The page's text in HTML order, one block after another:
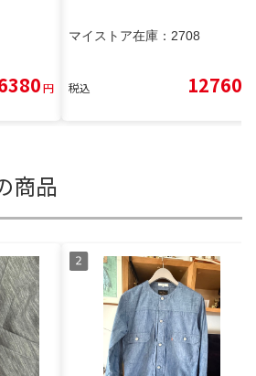
円
マイストア在庫： 2708
税込 12760
商品